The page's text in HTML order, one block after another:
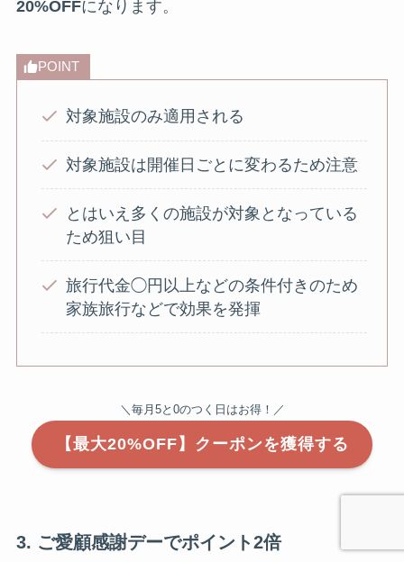
20%OFFになります。
POINT
対象施設のみ適用される
対象施設は開催日ごとに変わるため注意
とはいえ多くの施設が対象となっている
ため狙い目
旅行代金◯円以上などの条件付きのため
家族旅行などで効果を発揮
＼毎月5と0のつく日はお得！／
【最大20%OFF】クーポンを獲得する
3. ご愛顧感謝デーでポイント2倍